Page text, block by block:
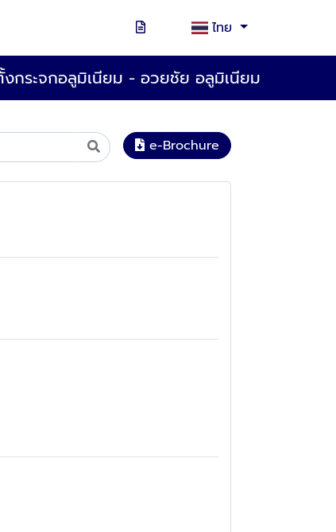
ไทย
กระจกอลูมิเนียม - อวยชัย อลูมิเนียม
e-Brochure